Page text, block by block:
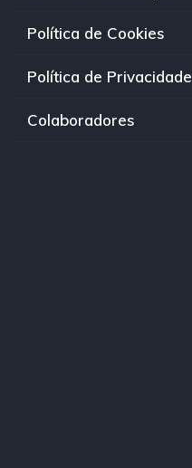
Política de Cookies
Política de Privacidade
Colaboradores